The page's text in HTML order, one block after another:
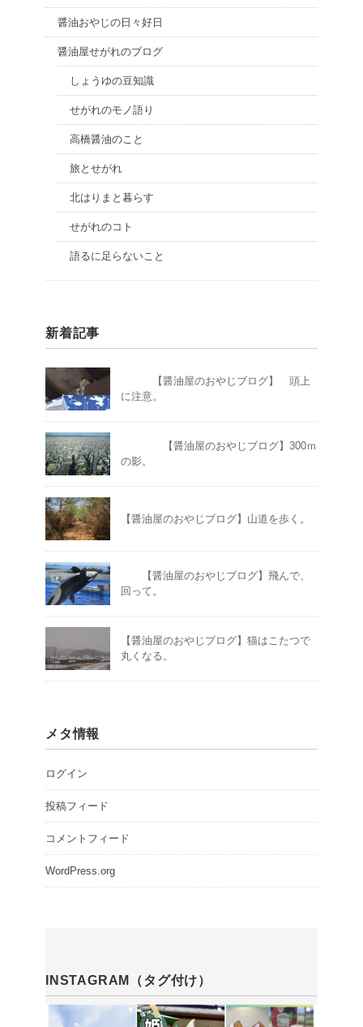
醤油おやじの日々好日
醤油屋せがれのブログ
しょうゆの豆知識
せがれのモノ語り
高橋醤油のこと
旅とせがれ
北はりまと暮らす
せがれのコト
語るに足らないこと
新着記事
【醤油屋のおやじブログ】 頭上
に注意。
【醤油屋のおやじブログ】300ｍ
の影。
【醤油屋のおやじブログ】山道を歩く。
【醤油屋のおやじブログ】飛んで、
回って。
【醤油屋のおやじブログ】猫はこたつで
丸くなる。
メタ情報
ログイン
投稿フィード
コメントフィード
WordPress.org
INSTAGRAM（タグ付け）